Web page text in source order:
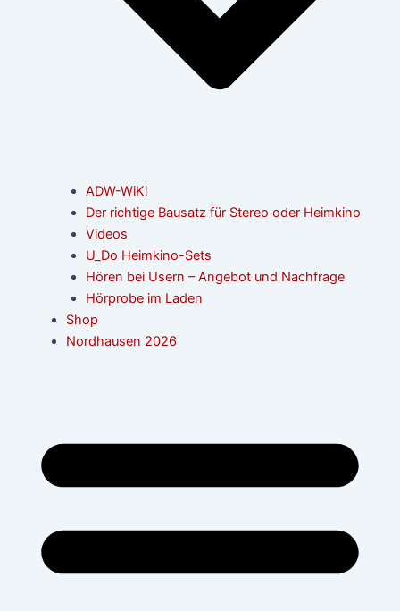
ADW-WiKi
Der richtige Bausatz für Stereo oder Heimkino
Videos
U_Do Heimkino-Sets
Hören bei Usern – Angebot und Nachfrage
Hörprobe im Laden
Shop
Nordhausen 2026